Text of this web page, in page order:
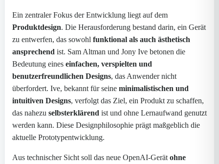
Ein zentraler Fokus der Entwicklung liegt auf dem
Produktdesign. Die Herausforderung bestand darin, ein Gerät
zu entwerfen, das sowohl funktional als auch ästhetisch
ansprechend ist. Sam Altman und Jony Ive betonen die
Bedeutung eines einfachen, verspielten und
benutzerfreundlichen Designs, das Anwender nicht
überfordert. Ive, bekannt für seine minimalistischen und
intuitiven Designs, verfolgt das Ziel, ein Produkt zu schaffen,
das nahezu selbsterklärend ist und ohne Lernaufwand genutzt
werden kann. Diese Designphilosophie prägt maßgeblich die
aktuelle Prototypentwicklung.
Aus technischer Sicht soll das neue OpenAI-Gerät ohne